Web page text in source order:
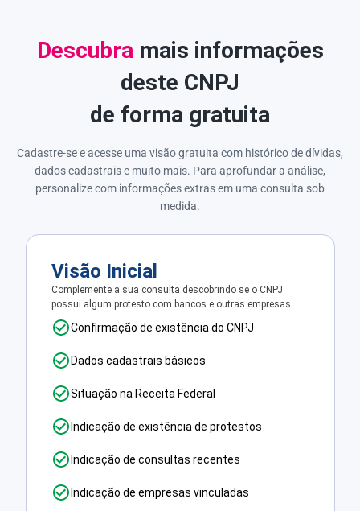
Descubra mais informações
deste CNPJ
de forma gratuita
Cadastre-se e acesse uma visão gratuita com histórico de dívidas,
dados cadastrais e muito mais. Para aprofundar a análise,
personalize com informações extras em uma consulta sob
medida.
Visão Inicial
Complemente a sua consulta descobrindo se o CNPJ
possui algum protesto com bancos e outras empresas.
Confirmação de existência do CNPJ
Dados cadastrais básicos
Situação na Receita Federal
Indicação de existência de protestos
Indicação de consultas recentes
Indicação de empresas vinculadas